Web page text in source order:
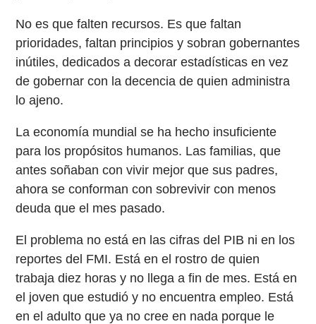
No es que falten recursos. Es que faltan
prioridades, faltan principios y sobran gobernantes
inútiles, dedicados a decorar estadísticas en vez
de gobernar con la decencia de quien administra
lo ajeno.
La economía mundial se ha hecho insuficiente
para los propósitos humanos. Las familias, que
antes soñaban con vivir mejor que sus padres,
ahora se conforman con sobrevivir con menos
deuda que el mes pasado.
El problema no está en las cifras del PIB ni en los
reportes del FMI. Está en el rostro de quien
trabaja diez horas y no llega a fin de mes. Está en
el joven que estudió y no encuentra empleo. Está
en el adulto que ya no cree en nada porque le